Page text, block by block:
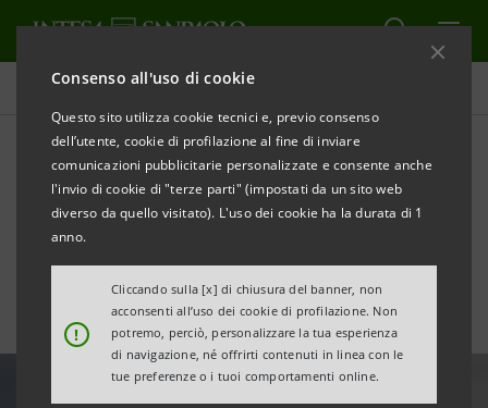
Consenso all'uso di cookie
Questo sito utilizza cookie tecnici e, previo consenso
dell’utente, cookie di profilazione al fine di inviare
comunicazioni pubblicitarie personalizzate e consente anche
l'invio di cookie di "terze parti" (impostati da un sito web
diverso da quello visitato). L'uso dei cookie ha la durata di 1
anno.
!
Cliccando sulla [x] di chiusura del banner, non
acconsenti all’uso dei cookie di profilazione. Non
potremo, perciò, personalizzare la tua esperienza
di navigazione, né offrirti contenuti in linea con le
tue preferenze o i tuoi comportamenti online.
Area Media
Casa, affitti e lavoro: il nodo
della competitività urbana